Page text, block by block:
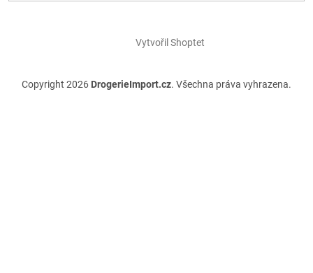
Vytvořil Shoptet
Copyright 2026 DrogerieImport.cz. Všechna práva vyhrazena.